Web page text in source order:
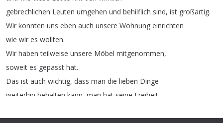
gebrechlichen Leuten umgehen und behilflich sind, ist großartig.
Wir konnten uns eben auch unsere Wohnung einrichten
wie wir es wollten.
Wir haben teilweise unsere Möbel mitgenommen,
soweit es gepasst hat.
Das ist auch wichtig, dass man die lieben Dinge
weiterhin behalten kann man hat seine Freiheit